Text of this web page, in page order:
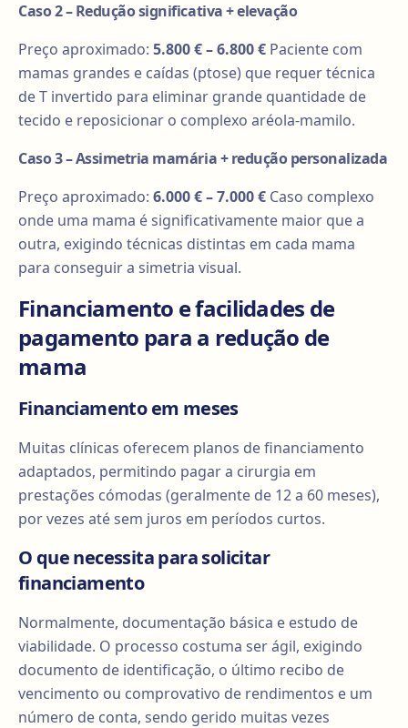
Caso 2 – Redução significativa + elevação
Preço aproximado: 5.800 € – 6.800 € Paciente com
mamas grandes e caídas (ptose) que requer técnica
de T invertido para eliminar grande quantidade de
tecido e reposicionar o complexo aréola-mamilo.
Caso 3 – Assimetria mamária + redução personalizada
Preço aproximado: 6.000 € – 7.000 € Caso complexo
onde uma mama é significativamente maior que a
outra, exigindo técnicas distintas em cada mama
para conseguir a simetria visual.
Financiamento e facilidades de
pagamento para a redução de
mama
Financiamento em meses
Muitas clínicas oferecem planos de financiamento
adaptados, permitindo pagar a cirurgia em
prestações cómodas (geralmente de 12 a 60 meses),
por vezes até sem juros em períodos curtos.
O que necessita para solicitar
financiamento
Normalmente, documentação básica e estudo de
viabilidade. O processo costuma ser ágil, exigindo
documento de identificação, o último recibo de
vencimento ou comprovativo de rendimentos e um
número de conta, sendo gerido muitas vezes